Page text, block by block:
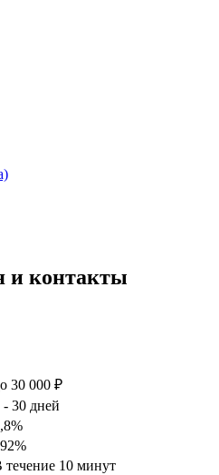
и контакты
30 000 ₽
- 30 дней
течение 10 минут